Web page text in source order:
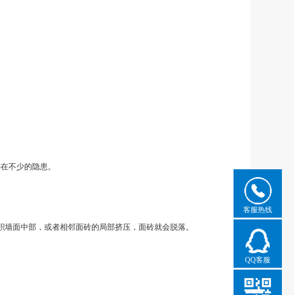
不少的隐患。
面中部，或者相邻面砖的局部挤压，面砖就会脱落。
客服热线
QQ客服